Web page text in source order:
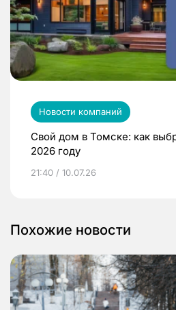
Новости компаний
Свой дом в Томске: как
2026 году
21:40 / 10.07.26
Похожие новости